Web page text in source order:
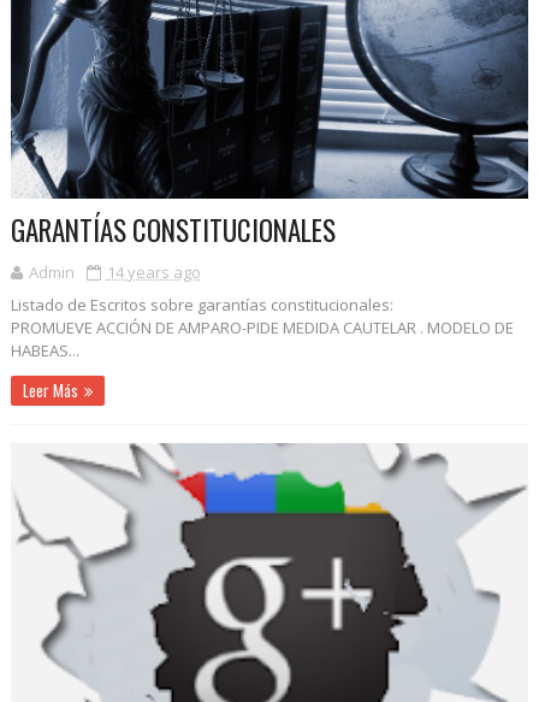
GARANTÍAS CONSTITUCIONALES
Admin
14 years ago
Listado de Escritos sobre garantías constitucionales:
PROMUEVE ACCIÓN DE AMPARO-PIDE MEDIDA CAUTELAR . MODELO DE
HABEAS...
Leer Más